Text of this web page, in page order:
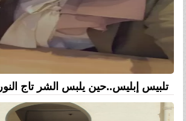
تلبيس إبليس..حين يلبس الشر تاج النور